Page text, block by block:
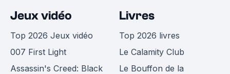
Jeux vidéo
Top 2026 Jeux vidéo
007 First Light
Assassin's Creed: Black
Livres
Top 2026 livres
Le Calamity Club
Le Bouffon de la